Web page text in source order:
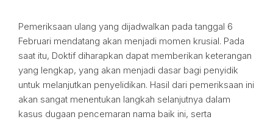
Pemeriksaan ulang yang dijadwalkan pada tanggal 6
Februari mendatang akan menjadi momen krusial. Pada
saat itu, Doktif diharapkan dapat memberikan keterangan
yang lengkap, yang akan menjadi dasar bagi penyidik
untuk melanjutkan penyelidikan. Hasil dari pemeriksaan ini
akan sangat menentukan langkah selanjutnya dalam
kasus dugaan pencemaran nama baik ini, serta